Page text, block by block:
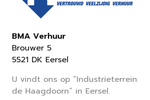
BMA Verhuur
Brouwer 5
5521 DK Eersel
U vindt ons op “Industrieterrein
de Haagdoorn” in Eersel.